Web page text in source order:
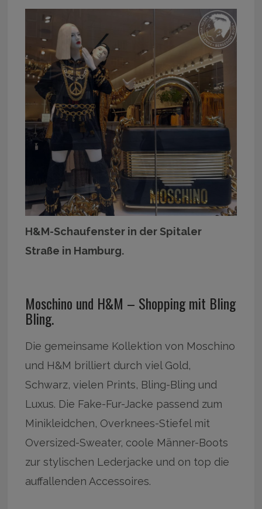
H&M-Schaufenster in der Spitaler
Straße in Hamburg.
Moschino und H&M – Shopping mit Bling
Bling.
Die gemeinsame Kollektion von Moschino
und H&M brilliert durch viel Gold,
Schwarz, vielen Prints, Bling-Bling und
Luxus. Die Fake-Fur-Jacke passend zum
Minikleidchen, Overknees-Stiefel mit
Oversized-Sweater, coole Männer-Boots
zur stylischen Lederjacke und on top die
auffallenden Accessoires.